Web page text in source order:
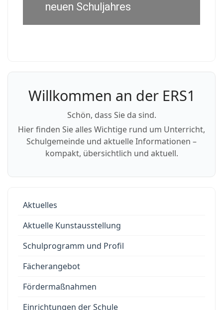
neuen Schuljahres
Willkommen an der ERS1
Schön, dass Sie da sind.
Hier finden Sie alles Wichtige rund um Unterricht,
Schulgemeinde und aktuelle Informationen –
kompakt, übersichtlich und aktuell.
Aktuelles
Aktuelle Kunstausstellung
Schulprogramm und Profil
Fächerangebot
Fördermaßnahmen
Einrichtungen der Schule